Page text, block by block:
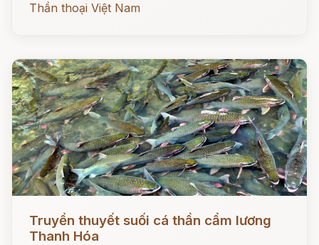
Thần thoại Việt Nam
Đọc ngay
Truyền thuyết suối cá thần cẩm lương
Thanh Hóa